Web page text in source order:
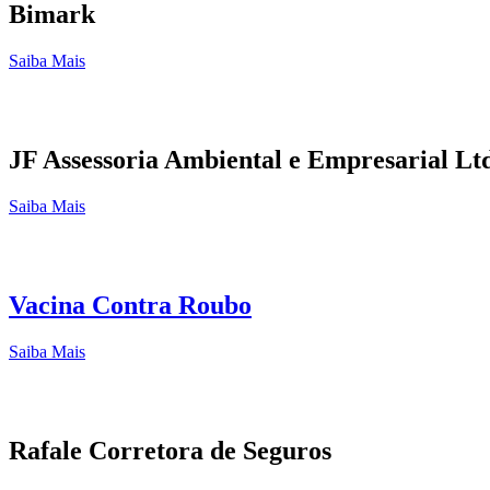
Bimark
Saiba Mais
JF Assessoria Ambiental e Empresarial
Saiba Mais
Vacina Contra Roubo
Saiba Mais
Rafale Corretora de Seguros